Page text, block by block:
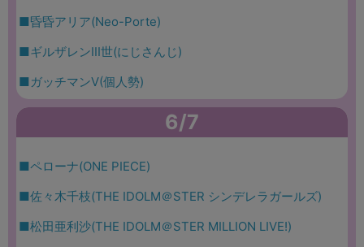
■昏昏アリア(Neo-Porte)
■ギルザレンIII世(にじさんじ)
■ガッチマンV(個人勢)
6/7
■ペローナ(ONE PIECE)
■佐々木千枝(THE IDOLM＠STER シンデレラガールズ)
■松田亜利沙(THE IDOLM＠STER MILLION LIVE!)